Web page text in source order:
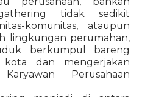
tidak sedikit
komunitas, ataupun
lingkungan perumahan,
berkumpul bareng
dan mengerjakan
Perusahaan